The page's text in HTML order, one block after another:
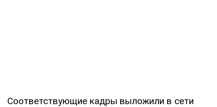
Соответствующие кадры выложили в сети